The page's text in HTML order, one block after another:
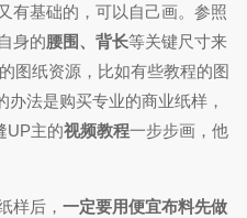
有基础的，可以自己画。参照
身的腰围、背长等关键尺寸来
图纸资源，比如有些教程的图
办法是购买专业的商业纸样，
UP主的视频教程一步步画，他
样后， 一定要用便宜布料先做